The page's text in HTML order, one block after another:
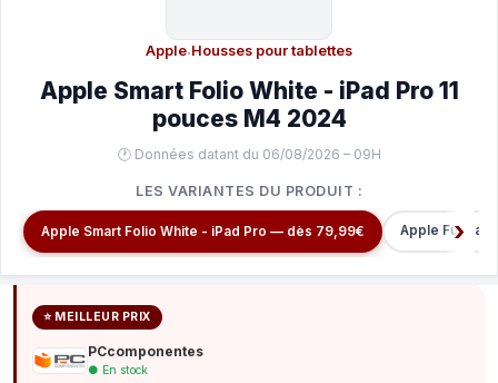
Apple·Housses pour tablettes
Apple Smart Folio White - iPad Pro 11
pouces M4 2024
🕐 Données datant du 06/08/2026 – 09H
LES VARIANTES DU PRODUIT :
Apple Smart Folio White - iPad Pro — dès 79,99€ Apple Funda
⭐ MEILLEUR PRIX
PCcomponentes
● En stock